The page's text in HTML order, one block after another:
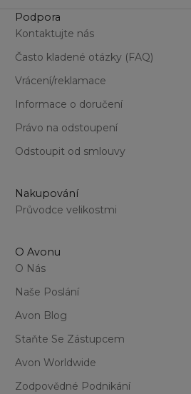
Podpora
Kontaktujte nás
Často kladené otázky (FAQ)
Vrácení/reklamace
Informace o doručení
Právo na odstoupení
Odstoupit od smlouvy
Nakupování
Průvodce velikostmi
O Avonu
O Nás
Naše Poslání
Avon Blog
Staňte Se Zástupcem
Avon Worldwide
Zodpovědné Podnikání